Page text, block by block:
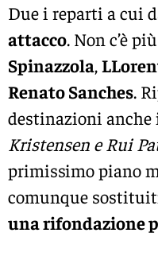
Due i reparti a cui
attacco. Non c’è più
Spinazzola,
Renato Sanches.
destinazioni anche
Kristensen e Rui
primissimo piano
comunque
una rifondazione